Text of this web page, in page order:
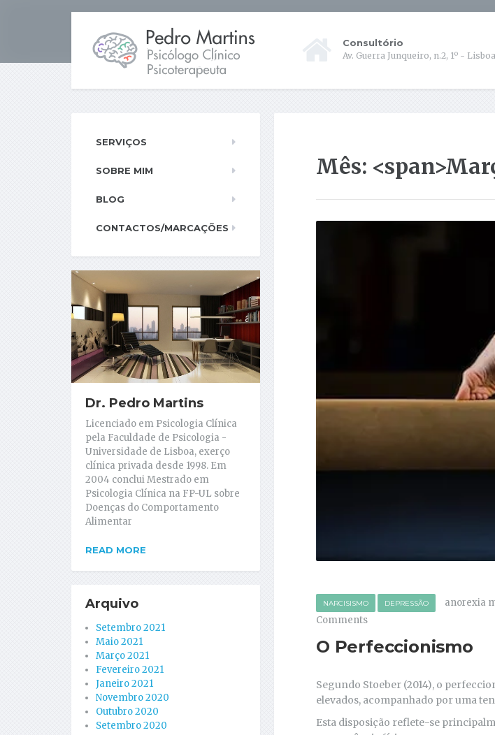
Consultório
Av. Guerra Junqueiro, n.2, 1º - Lisboa
Mês:
NARCISISMO DEPRESSÃO anorexia
Comments
O Perfeccionismo
Segundo Stoeber (2014), o
elevados, acompanhado por uma
Esta disposição reflete-se
SERVIÇOS
SOBRE MIM
BLOG
CONTACTOS/MARCAÇÕES
Dr. Pedro Martins
Licenciado em Psicologia Clínica
pela Faculdade de Psicologia -
Universidade de Lisboa, exerço
clínica privada desde 1998. Em
2004 conclui Mestrado em
Psicologia Clínica na FP-UL sobre
Doenças do Comportamento
Alimentar
READ MORE
Arquivo
Setembro 2021
Maio 2021
Março 2021
Fevereiro 2021
Janeiro 2021
Novembro 2020
Outubro 2020
Setembro 2020